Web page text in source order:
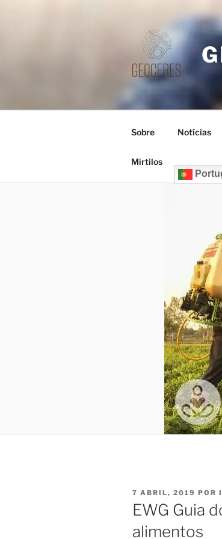
Sobre Notícias
Mirtilos
PUBLICADO
EM
7 ABRIL, 2019 POR
EWG Guia
alimentos